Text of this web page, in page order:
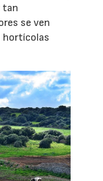
tan
se ven
hortícolas